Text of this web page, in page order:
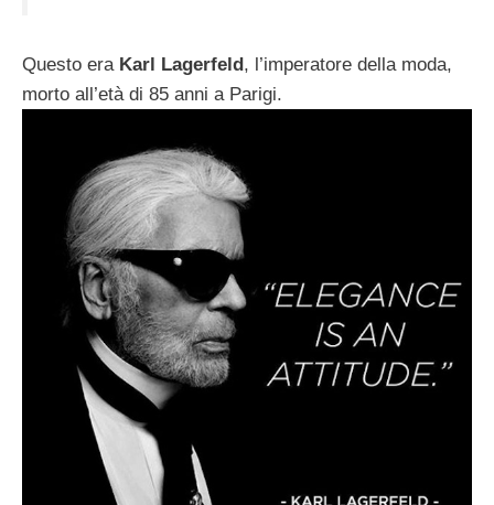
Questo era Karl Lagerfeld, l’imperatore della moda,
morto all’età di 85 anni a Parigi.